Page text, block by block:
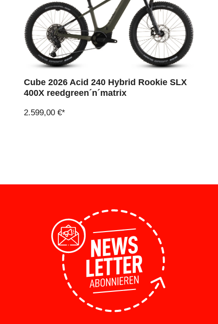
Cube 2026 Acid 240 Hybrid Rookie SLX
400X reedgreen´n´matrix
2.599,00 €*